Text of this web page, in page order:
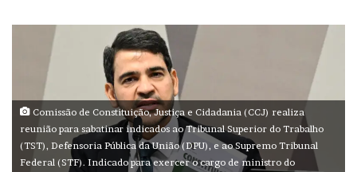
Comissão de Constituição, Justiça e Cidadania (CCJ) realiza
reunião para sabatinar indicados ao Tribunal Superior do Trabalho
(TST), Defensoria Pública da União (DPU), e ao Supremo Tribunal
Federal (STF). Indicado para exercer o cargo de ministro do